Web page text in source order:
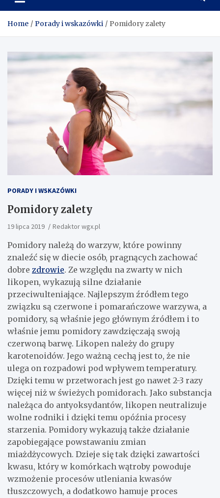
wskazówek o siłowni,
odżywkach i suplementacji
Home Porady i wskazówki Pomidory zalety
PORADY I WSKAZÓWKI
Pomidory zalety
19 lipca 2019 Redaktor wgx.pl
Pomidory należą do warzyw, które powinny
znaleźć się w diecie osób, pragnących zachować
dobre zdrowie. Ze względu na zwarty w nich
likopen, wykazują silne działanie
przeciwulteniające. Najlepszym źródłem tego
związku są czerwone i pomarańczowe warzywa, a
pomidory, są właśnie jego głównym źródłem i to
właśnie jemu pomidory zawdzięczają swoją
czerwoną barwę. Likopen należy do grupy
karotenoidów. Jego ważną cechą jest to, że nie
ulega on rozpadowi pod wpływem temperatury.
Dzięki temu w przetworach jest go nawet 2-3 razy
więcej niż w świeżych pomidorach. Jako substancja
należąca do antyoksydantów, likopen neutralizuje
wolne rodniki i dzięki temu opóźnia procesy
starzenia. Pomidory wykazują także działanie
zapobiegające powstawaniu zmian
miażdżycowych. Dzieje się tak dzięki zawartości
kwasu, który w komórkach wątroby powoduje
wzmożenie procesów utleniania kwasów
tłuszczowych, a dodatkowo hamuje proces